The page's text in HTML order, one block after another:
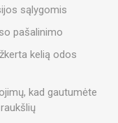
sąlygomis
pašalinimo
kelią odos
kad gautumėte